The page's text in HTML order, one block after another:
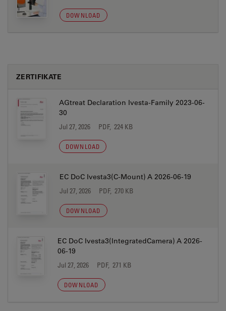
DOWNLOAD
ZERTIFIKATE
AGtreat Declaration Ivesta-Family 2023-06-
30
Jul 27, 2026 PDF, 224 KB
DOWNLOAD
EC DoC Ivesta3(C-Mount) A 2026-06-19
Jul 27, 2026 PDF, 270 KB
DOWNLOAD
EC DoC Ivesta3(IntegratedCamera) A 2026-
06-19
Jul 27, 2026 PDF, 271 KB
DOWNLOAD